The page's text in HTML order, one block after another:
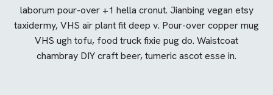
laborum pour-over +1 hella cronut. Jianbing vegan etsy
taxidermy, VHS air plant fit deep v. Pour-over copper mug
VHS ugh tofu, food truck fixie pug do. Waistcoat
chambray DIY craft beer, tumeric ascot esse in.